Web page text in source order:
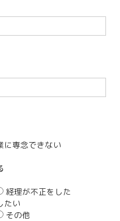
に専念できない
経理が不正をした
たい
その他